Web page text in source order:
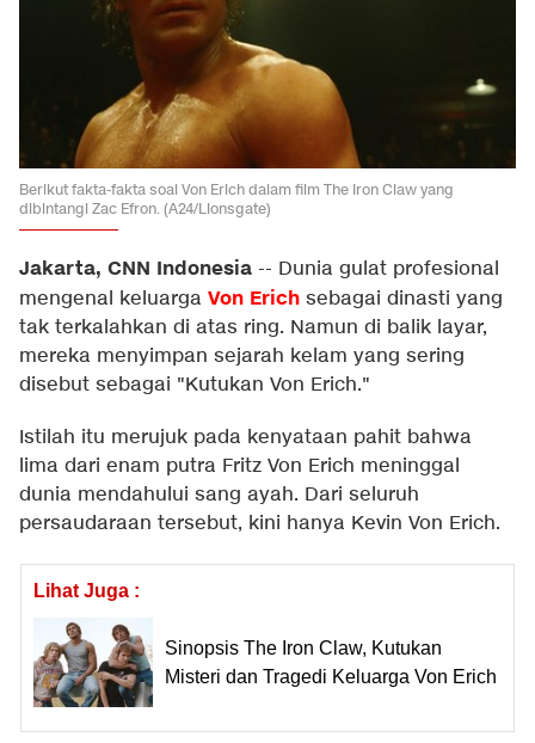
Berikut fakta-fakta soal Von Erich dalam film The Iron Claw yang
dibintangi Zac Efron. (A24/Lionsgate)
Jakarta, CNN Indonesia -- Dunia gulat profesional
mengenal keluarga Von Erich sebagai dinasti yang
tak terkalahkan di atas ring. Namun di balik layar,
mereka menyimpan sejarah kelam yang sering
disebut sebagai "Kutukan Von Erich."
Istilah itu merujuk pada kenyataan pahit bahwa
lima dari enam putra Fritz Von Erich meninggal
dunia mendahului sang ayah. Dari seluruh
persaudaraan tersebut, kini hanya Kevin Von Erich.
Lihat Juga :
Sinopsis The Iron Claw, Kutukan
Misteri dan Tragedi Keluarga Von Erich